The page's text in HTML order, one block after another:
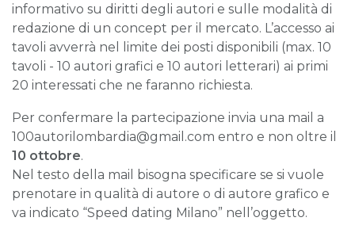
informativo su diritti degli autori e sulle modalità di
redazione di un concept per il mercato. L’accesso ai
tavoli avverrà nel limite dei posti disponibili (max. 10
tavoli - 10 autori grafici e 10 autori letterari) ai primi
20 interessati che ne faranno richiesta.
Per confermare la partecipazione invia una mail a
100autorilombardia@gmail.com entro e non oltre il
10 ottobre.
Nel testo della mail bisogna specificare se si vuole
prenotare in qualità di autore o di autore grafico e
va indicato “Speed dating Milano” nell’oggetto.